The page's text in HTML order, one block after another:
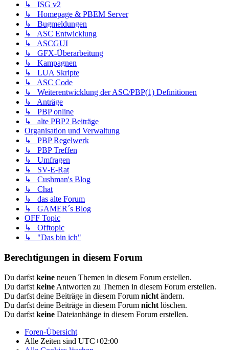
↳ ISG v2
↳ Homepage & PBEM Server
↳ Bugmeldungen
↳ ASC Entwicklung
↳ ASCGUI
↳ GFX-Überarbeitung
↳ Kampagnen
↳ LUA Skripte
↳ ASC Code
↳ Weiterentwicklung der ASC/PBP(1) Definitionen
↳ Anträge
↳ PBP online
↳ alte PBP2 Beiträge
Organisation und Verwaltung
↳ PBP Regelwerk
↳ PBP Treffen
↳ Umfragen
↳ SV-E-Rat
↳ Cushman's Blog
↳ Chat
↳ das alte Forum
↳ GAMER´s Blog
OFF Topic
↳ Offtopic
↳ "Das bin ich"
Berechtigungen in diesem Forum
Du darfst keine neuen Themen in diesem Forum erstellen.
Du darfst keine Antworten zu Themen in diesem Forum erstellen.
Du darfst deine Beiträge in diesem Forum nicht ändern.
Du darfst deine Beiträge in diesem Forum nicht löschen.
Du darfst keine Dateianhänge in diesem Forum erstellen.
Foren-Übersicht
Alle Zeiten sind UTC+02:00